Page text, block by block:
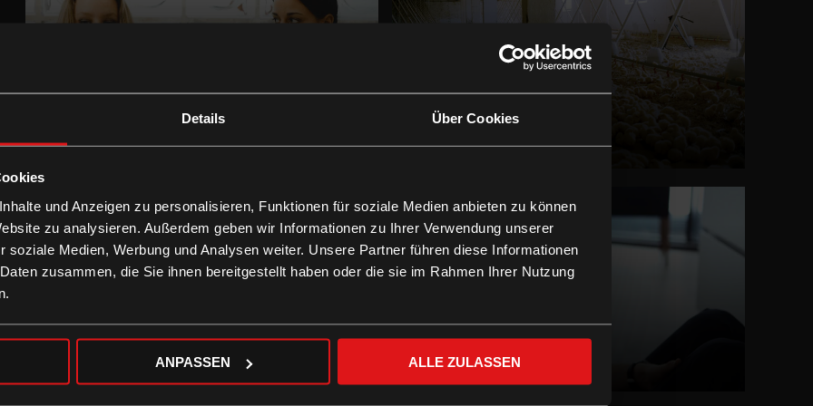
Details Über Cookies
und Anzeigen zu personalisieren, Funktionen für soziale Medien anbieten zu können
zu analysieren. Außerdem geben wir Informationen zu Ihrer Verwendung unserer
soziale Medien, Werbung und Analysen weiter. Unsere Partner führen diese Informationen
zusammen, die Sie ihnen bereitgestellt haben oder die sie im Rahmen Ihrer Nutzung
ANPASSEN ALLE ZULASSEN
Nordrand
LEIHEN We feed the world
LEIHEN
Gruber geht
LEIHEN